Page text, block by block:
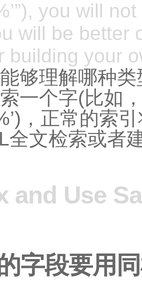
you will
will be better
building your
够理解哪种
一个字(比如
，正常的索
全文检索或者
and Use
字段要用